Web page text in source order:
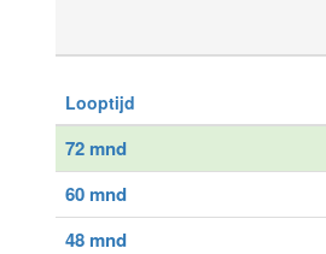
Looptijd
72 mnd
60 mnd
48 mnd